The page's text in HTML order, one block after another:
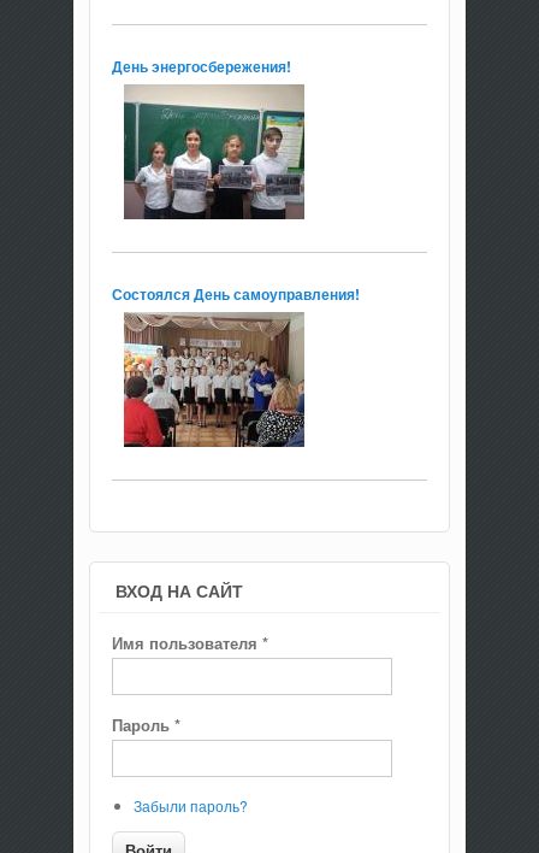
День энергосбережения!
Состоялся День самоуправления!
ВХОД НА САЙТ
Имя пользователя *
Пароль *
Забыли пароль?